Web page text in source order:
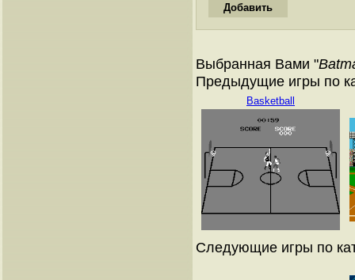
Выбранная Вами "
Предыдущие игры по
Basketball
Следующие игры по